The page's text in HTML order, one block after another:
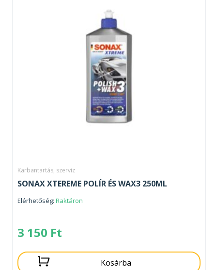
Karbantartás, szerviz
SONAX XTEREME POLÍR ÉS WAX3 250ML
Elérhetőség: Raktáron
3 150 Ft
Kosárba